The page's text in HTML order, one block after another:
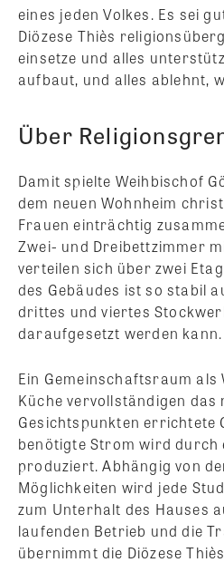
eines jeden Volkes. Es sei
Diözese Thiès
einsetze und alles
aufbaut, und alles ablehnt,
Über
Damit spielte Weihbischof
dem neuen Wohnheim
Frauen einträchtig
Zwei- und Dreibettzimmer
verteilen sich über zwei
des Gebäudes ist so stabil
drittes und viertes
daraufgesetzt werden kann.
Ein Gemeinschaftsraum als
Küche vervollständigen das
Gesichtspunkten errichtete
benötigte Strom wird durch
produziert. Abhängig von
Möglichkeiten wird jede
zum Unterhalt des Hauses
laufenden Betrieb und die
übernimmt die Diözese